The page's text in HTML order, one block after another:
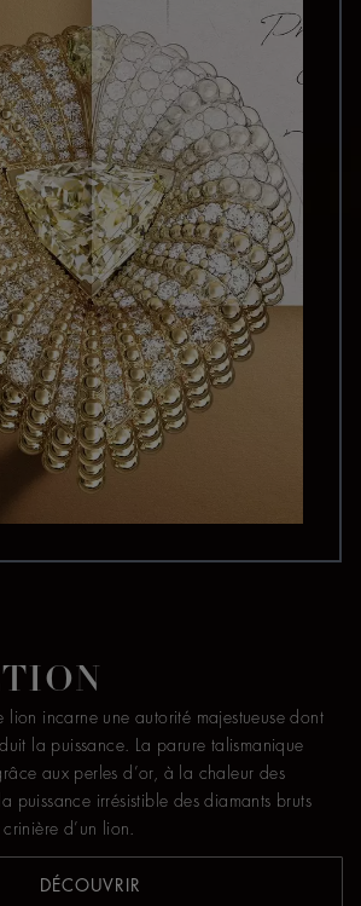
lion incarne une autorité majestueuse dont
la puissance. La parure talismanique
aux perles d’or, à la chaleur des
puissance irrésistible des diamants bruts
d’un lion.
DÉCOUVRIR